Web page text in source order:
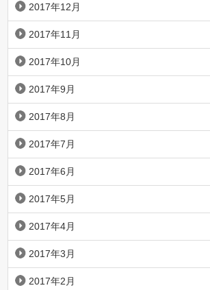
2017年12月
2017年11月
2017年10月
2017年9月
2017年8月
2017年7月
2017年6月
2017年5月
2017年4月
2017年3月
2017年2月